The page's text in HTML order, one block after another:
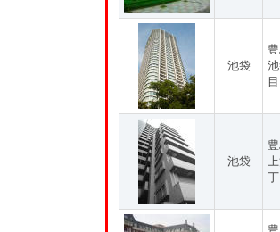
池袋
目
池袋